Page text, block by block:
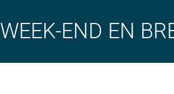
WEEK-END EN